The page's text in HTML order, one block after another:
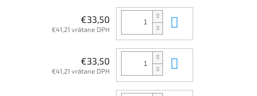
€33,50
€41,21 vrátane DPH
€33,50
€41,21 vrátane DPH